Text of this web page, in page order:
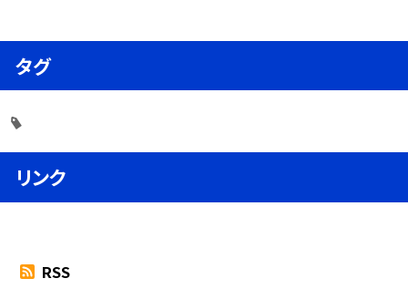
タグ
リンク
RSS